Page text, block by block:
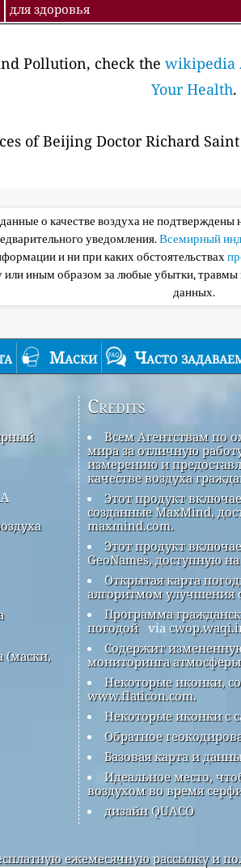
для здоровья
Pollution, check the wikipedia
Your Health.
of Beijing Doctor Richard
о качестве воздуха не
уведомления.Всемирный
и ни при каких обстоятельствах
или иным образом за любые убытки,
данных.
Маски Часто
(маски,
Credits
Всем Агентствам по
мира за отличную
измерению и
качестве воздуха
Этот продукт
созданные MaxMind,
maxmind.com.
Этот продукт
GeoNames, доступную
Открытая карта
алгоритмом улучшения
Программа
погодой via
Содержит
мониторинга
Некоторые иконки,
www.flaticon.com.
Некоторые иконки с
Обратное
Базовая карта и
Идеальное место,
воздухом во время
дизайн QUACO
ежемесячную рассылку и